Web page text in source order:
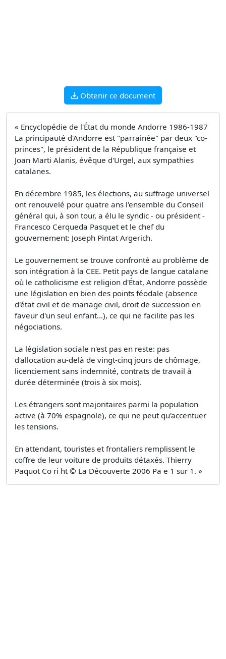
Obtenir ce document
« Encyclopédie de l'État du monde Andorre 1986-1987
La principauté d'Andorre est "parrainée" par deux "co-
princes", le président de la République française et
Joan Marti Alanis, évêque d'Urgel, aux sympathies
catalanes.
En décembre 1985, les élections, au suffrage universel
ont renouvelé pour quatre ans l'ensemble du Conseil
général qui, à son tour, a élu le syndic - ou président -
Francesco Cerqueda Pasquet et le chef du
gouvernement: Joseph Pintat Argerich.
Le gouvernement se trouve confronté au problème de
son intégration à la CEE. Petit pays de langue catalane
où le catholicisme est religion d'État, Andorre possède
une législation en bien des points féodale (absence
d'état civil et de mariage civil, droit de succession en
faveur d'un seul enfant...), ce qui ne facilite pas les
négociations.
La législation sociale n'est pas en reste: pas
d'allocation au-delà de vingt-cinq jours de chômage,
licenciement sans indemnité, contrats de travail à
durée déterminée (trois à six mois).
Les étrangers sont majoritaires parmi la population
active (à 70% espagnole), ce qui ne peut qu'accentuer
les tensions.
En attendant, touristes et frontaliers remplissent le
coffre de leur voiture de produits détaxés. Thierry
Paquot Co ri ht © La Découverte 2006 Pa e 1 sur 1. »